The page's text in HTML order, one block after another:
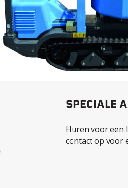
SPECIALE
Huren voor een
contact op voor